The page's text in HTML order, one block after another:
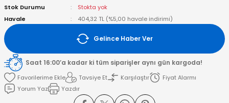
Stok Durumu
Stokta yok
Havale
404,32 TL (%5,00 havale indirimi)
Gelince Haber Ver
Saat 16:00’a kadar ki tüm siparişler aynı gün kargoda!
Tavsiye Et
Karşılaştır
Fiyat Alarmı
Yorum Yaz
Yazdır
Kamışlar